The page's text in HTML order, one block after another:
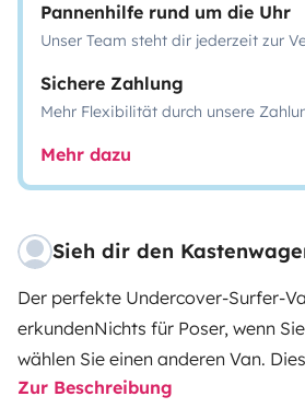
Pannenhilfe rund um die Uhr
Unser Team steht dir jederzeit zur
Sichere Zahlung
Mehr Flexibilität durch unsere
Mehr dazu
Sieh dir den
Der perfekte Undercover-Surfer-
erkundenNichts für Poser, wenn
wählen Sie einen anderen Van.
Menschen gedacht, die gut
Zur Beschreibung